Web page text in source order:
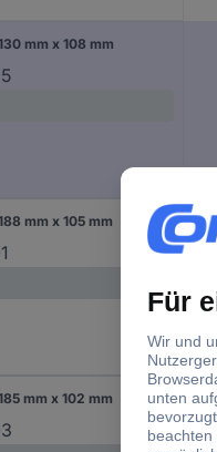
mm x 108 mm
mm x 105 mm
mm x 102 mm